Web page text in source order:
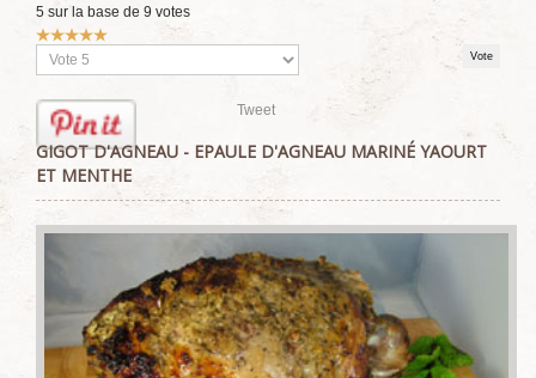
5 sur la base de 9 votes
Vote
utilisateur:
Veuillez
voter
Tweet
GIGOT D'AGNEAU - EPAULE D'AGNEAU MARINÉ YAOURT
ET MENTHE